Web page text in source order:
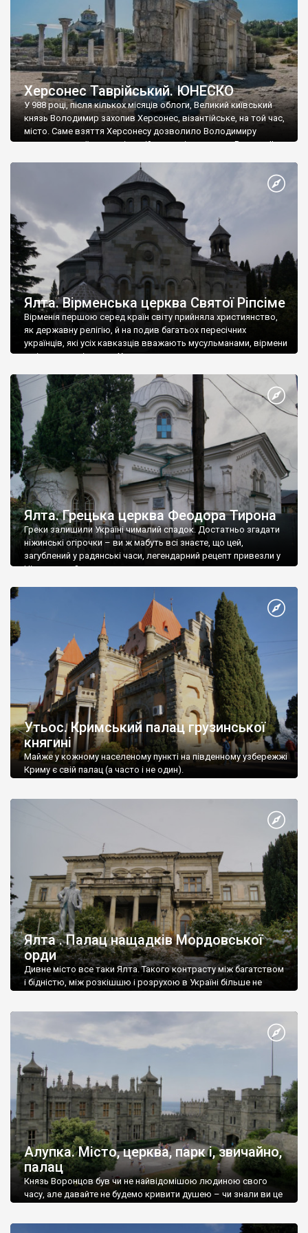
Херсонес Таврійський. ЮНЕСКО
У 988 році, після кількох місяців облоги, Великий київський
князь Володимир захопив Херсонес, візантійське, на той час,
місто. Саме взяття Херсонесу дозволило Володимиру
диктувати свої умови візантійському імператору Василю ІІ, та
Херсонесі Володимир-язичник, став Василем-християнином.
А потім було Хрещення Русі. На честь Херсонесу Таврійського
Ялта. Вірменська церква Святої Ріпсіме
Вірменія першою серед країн світу прийняла християнство,
як державну релігію, й на подив багатьох пересічних
українців, які усіх кавказців вважають мусульманами, вірмени
є відданими вірянами Христа
Ялта. Грецька церква Феодора Тирона
Греки залишили Україні чималий спадок. Достатньо згадати
ніжинські огірочки – ви ж мабуть всі знаєте, що цей,
загублений у радянські часи, легендарний рецепт привезли у
Ніжин греки?
Утьос. Кримський палац грузинської
княгині
Майже у кожному населеному пункті на південному узбережжі
Криму є свій палац (а часто і не один).
Ялта . Палац нащадків Мордовської
орди
Дивне місто все таки Ялта. Такого контрасту між багатством
і бідністю, між розкішшю і розрухою в Україні більше не
Алупка. Місто, церква, парк і, звичайно,
палац
Князь Воронцов був чи не найвідомішою людиною свого
часу, але давайте не будемо кривити душею – чи знали ви це